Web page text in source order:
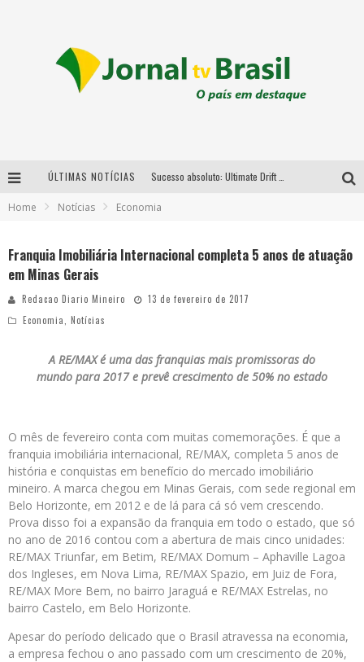
ÚLTIMAS NOTÍCIAS
Home Notícias Economia
Franquia Imobiliária Internacional completa 5 anos de atuação
em Minas Gerais
Redacao Diario Mineiro
13 de fevereiro de 2017
Economia
Notícias
A RE/MAX é uma das franquias mais promissoras do
mundo para 2017 e prevê crescimento de 50% no estado
O mês de fevereiro conta com muitas comemorações. É que a
franquia imobiliária internacional, RE/MAX, completa 5 anos de
história e conquistas em benefício do mercado imobiliário
mineiro. A marca chegou em Minas Gerais, com sede regional em
Belo Horizonte, em 2012 e de lá para cá só vem crescendo.
Prova disso foi a expansão da franquia em todo o estado, que só
no ano de 2016 contou com a abertura de mais cinco unidades:
RE/MAX Triunfar, em Betim, RE/MAX Domum – Aphaville Lagoa
dos Ingleses, em Nova Lima, RE/MAX Spazio, em Juiz de Fora,
RE/MAX More Bem, no bairro Jaraguá e RE/MAX Estrelas, no
bairro Castelo, em Belo Horizonte.
Apesar do período delicado que o Brasil atravessa na economia,
a empresa fechou o ano passado com um crescimento de 20%,